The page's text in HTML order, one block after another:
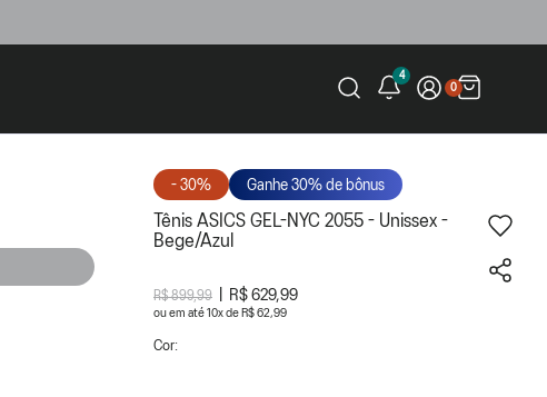
4
0
- 30% Ganhe 30% de bônus
Tênis ASICS GEL-NYC 2055 - Unissex -
Bege/Azul
R$ 899,99 R$ 629,99
ou 10x de R$ 62,99
Cor: